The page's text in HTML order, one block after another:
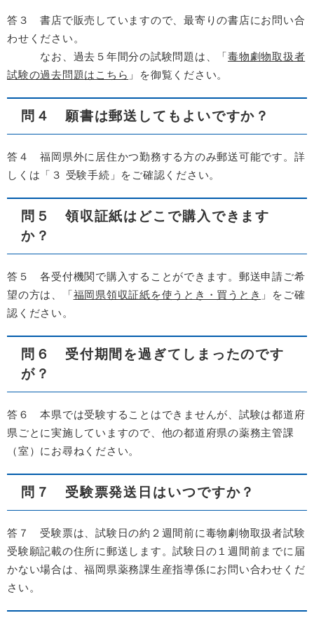
答３ 書店で販売していますので、最寄りの書店にお問い合
わせください。
なお、過去５年間分の試験問題は、「毒物劇物取扱者
試験の過去問題はこちら 」を御覧ください。
問４ 願書は郵送してもよいですか？
答４ 福岡県外に居住かつ勤務する方のみ郵送可能です。詳
しくは「３ 受験手続」をご確認ください。
問５ 領収証紙はどこで購入できます
か？
答５ 各受付機関で購入することができます。郵送申請ご希
望の方は、「福岡県領収証紙を使うとき・買うとき 」をご確
認ください。
問６ 受付期間を過ぎてしまったのです
が？
答６ 本県では受験することはできませんが、試験は都道府
県ごとに実施していますので、他の都道府県の薬務主管課
（室）にお尋ねください。
問７ 受験票発送日はいつですか？
答７ 受験票は、試験日の約２週間前に毒物劇物取扱者試験
受験願記載の住所に郵送します。試験日の１週間前までに届
かない場合は、福岡県薬務課生産指導係にお問い合わせくだ
さい。